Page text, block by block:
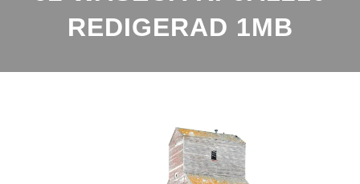
REDIGERAD 1MB